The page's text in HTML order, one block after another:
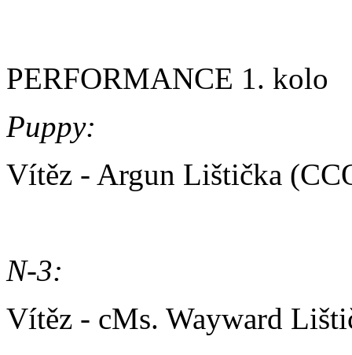
PERFORMANCE 1. kolo
Puppy:
Vítěz - Argun Lištička
N-3:
Vítěz - cMs. Wayward